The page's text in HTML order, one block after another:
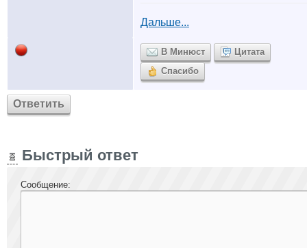
Дальше...
В Минюст
Цитата
Спасибо
Ответить
Быстрый ответ
Сообщение: